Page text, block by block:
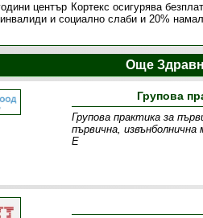
център Кортекс осигурява
и социално слаби и 20%
Още
Групова
Групова практика за
първична,
Е